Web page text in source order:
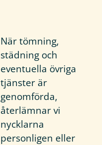
När tömning,
städning och
eventuella övriga
tjänster är
genomförda,
återlämnar vi
nycklarna
personligen eller